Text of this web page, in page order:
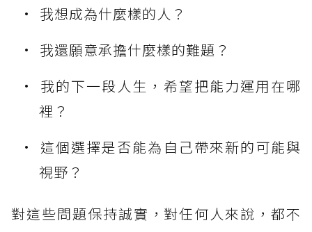
我想成為什麼樣的人？
我還願意承擔什麼樣的難題？
我的下一段人生，希望把能力運用在哪
裡？
這個選擇是否能為自己帶來新的可能與
視野？
對這些問題保持誠實，對任何人來說，都不